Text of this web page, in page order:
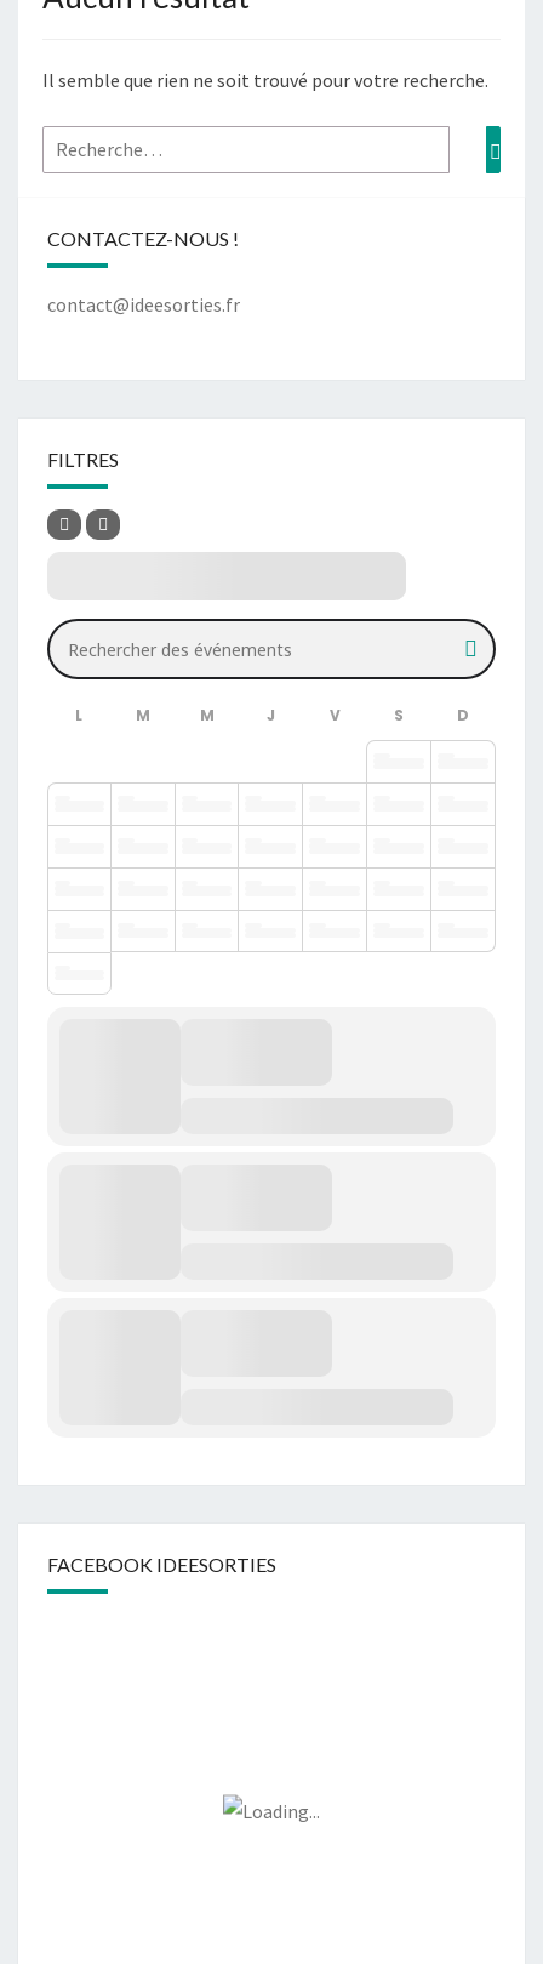
Il semble que rien ne soit trouvé pour votre recherche.
CONTACTEZ-NOUS !
contact@ideesorties.fr
FILTRES
Rechercher des événements
FACEBOOK IDEESORTIES